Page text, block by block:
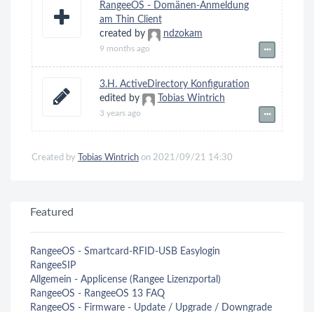
RangeeOS - Domänen-Anmeldung
am Thin Client
created by
ndzokam
9 months ago
3.H. ActiveDirectory Konfiguration
edited by
Tobias Wintrich
3 years ago
Created by Tobias Wintrich on 2021/09/21 14:30
Featured
RangeeOS - Smartcard-RFID-USB Easylogin
RangeeSIP
Allgemein - Applicense (Rangee Lizenzportal)
RangeeOS - RangeeOS 13 FAQ
RangeeOS - Firmware - Update / Upgrade / Downgrade